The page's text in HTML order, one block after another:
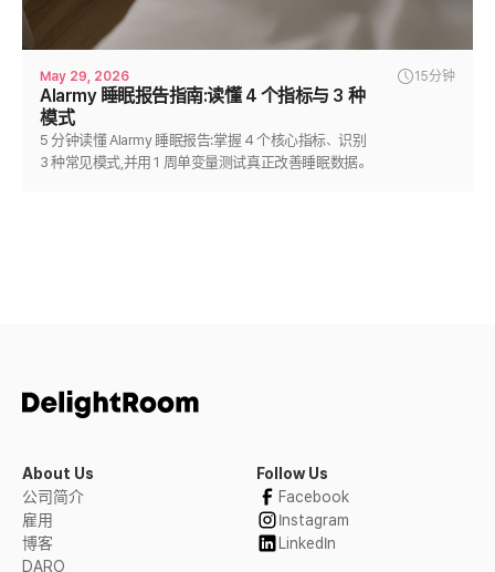
May 29, 2026 15分钟
Alarmy 睡眠报告指南:读懂 4 个指标与 3 种
模式
5 分钟读懂 Alarmy 睡眠报告:掌握 4 个核心指标、识别
3 种常见模式,并用 1 周单变量测试真正改善睡眠数据。
About Us
公司简介
雇用
博客
DARO
Follow Us
Facebook
Instagram
LinkedIn